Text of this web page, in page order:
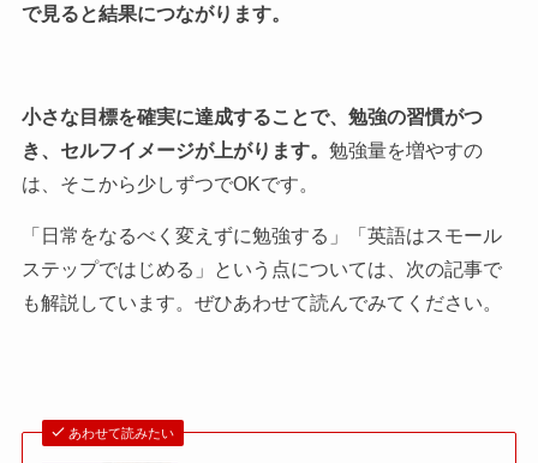
で見ると結果につながります。
小さな目標を確実に達成することで、勉強の習慣がつ
き、セルフイメージが上がります。 勉強量を増やすの
は、そこから少しずつでOKです。
「日常をなるべく変えずに勉強する」「英語はスモール
ステップではじめる」という点については、次の記事で
も解説しています。ぜひあわせて読んでみてください。
あわせて読みたい